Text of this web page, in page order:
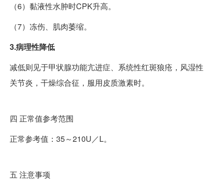
（6）黏液性水肿时CPK升高。
（7）冻伤、肌肉萎缩。
3.病理性降低
减低则见于甲状腺功能亢进症、系统性红斑狼疮，风湿性
关节炎，干燥综合征，服用皮质激素时。
四 正常值参考范围
正常参考值：35～210U／L。
五 注意事项